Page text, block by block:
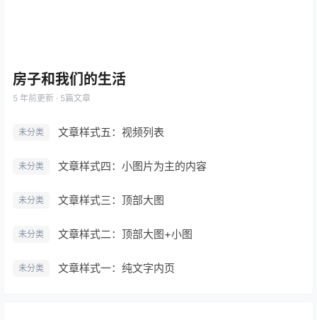
房子和我们的生活
5 年前更新 · 5篇文章
未分类 文章样式五：视频列表
未分类 文章样式四：小图片为主的内容
未分类 文章样式三：顶部大图
未分类 文章样式二：顶部大图+小图
未分类 文章样式一：纯文字内页